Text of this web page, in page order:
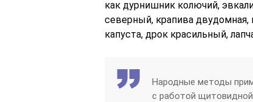
как дурнишник колючий,
северный, крапива
капуста, дрок красильный,
Народные методы
с работой щитовидной